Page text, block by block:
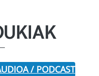
/ PODCAST